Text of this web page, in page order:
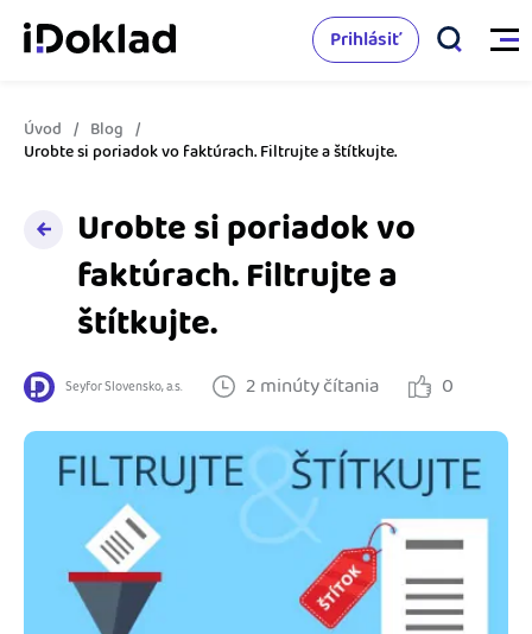
Vlastnosti
Online fakturácia
Správa kontaktov
Sledovanie cashflow
Spolupráca s účtovníkom
Prepojenie na ďalšie systémy
Spriatelení účtovníci
Katalóg doplnkov
Cenník
Vzdelanie
Nápoveda
Ako začať s podnikaním
Ako sa vyznať vo fakturácii
Podnikateľský servis
Prihlásiť
Úvod
Blog
Urobte si poriadok vo faktúrach. Filtrujte a štítkujte.
Urobte si poriadok vo
faktúrach. Filtrujte a
štítkujte.
Seyfor Slovensko, a.s. 2 minúty čítania 0